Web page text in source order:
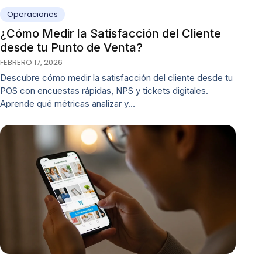
Operaciones
¿Cómo Medir la Satisfacción del Cliente
desde tu Punto de Venta?
FEBRERO 17, 2026
Descubre cómo medir la satisfacción del cliente desde tu
POS con encuestas rápidas, NPS y tickets digitales.
Aprende qué métricas analizar y…